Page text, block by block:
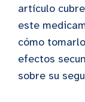
artículo
este
cómo
efectos
sobre su